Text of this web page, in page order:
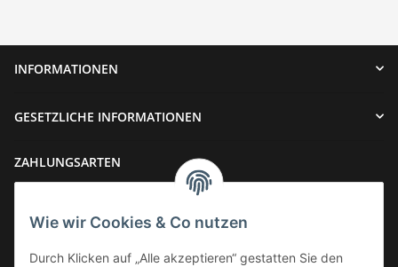
INFORMATIONEN
GESETZLICHE INFORMATIONEN
ZAHLUNGSARTEN
Wie wir Cookies & Co nutzen
Durch Klicken auf „Alle akzeptieren“ gestatten Sie den